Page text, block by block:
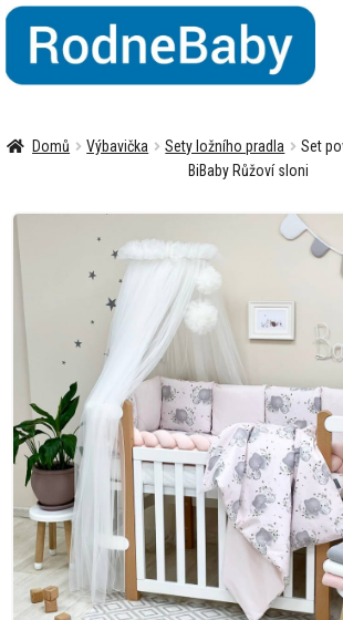
Přeskočit
navigaci
Přejít
obsahu
Matrace
Domů Výbavička Sety ložního pradla
Set
BiBaby Růžoví sloni